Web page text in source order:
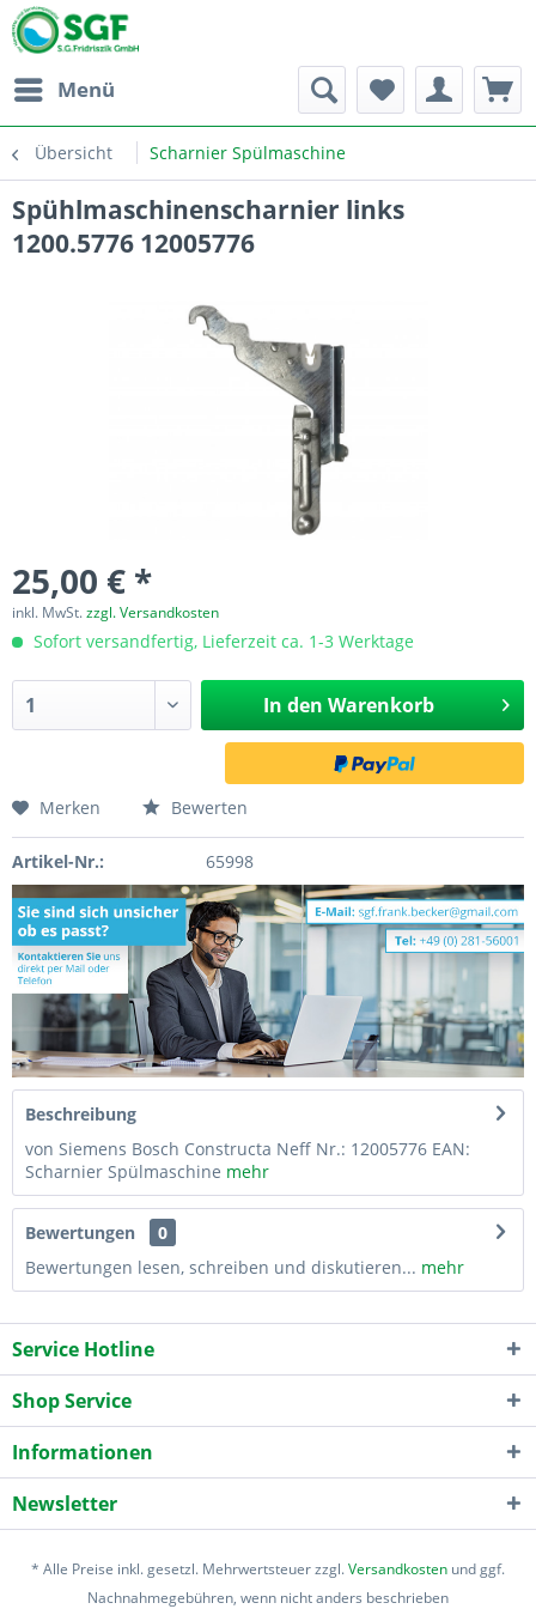
Menü
Übersicht Scharnier Spülmaschine
Spühlmaschinenscharnier links
1200.5776 12005776
25,00 € *
inkl. MwSt.zzgl. Versandkosten
Sofort versandfertig, Lieferzeit ca. 1-3 Werktage
In den Warenkorb
Merken Bewerten
Artikel-Nr.: 65998
Beschreibung
von Siemens Bosch Constructa Neff Nr.: 12005776 EAN:
Scharnier Spülmaschine mehr
Bewertungen
0
Bewertungen lesen, schreiben und diskutieren... mehr
Service Hotline
Shop Service
Informationen
Newsletter
* Alle Preise inkl. gesetzl. Mehrwertsteuer zzgl.Versandkosten und ggf.
Nachnahmegebühren, wenn nicht anders beschrieben